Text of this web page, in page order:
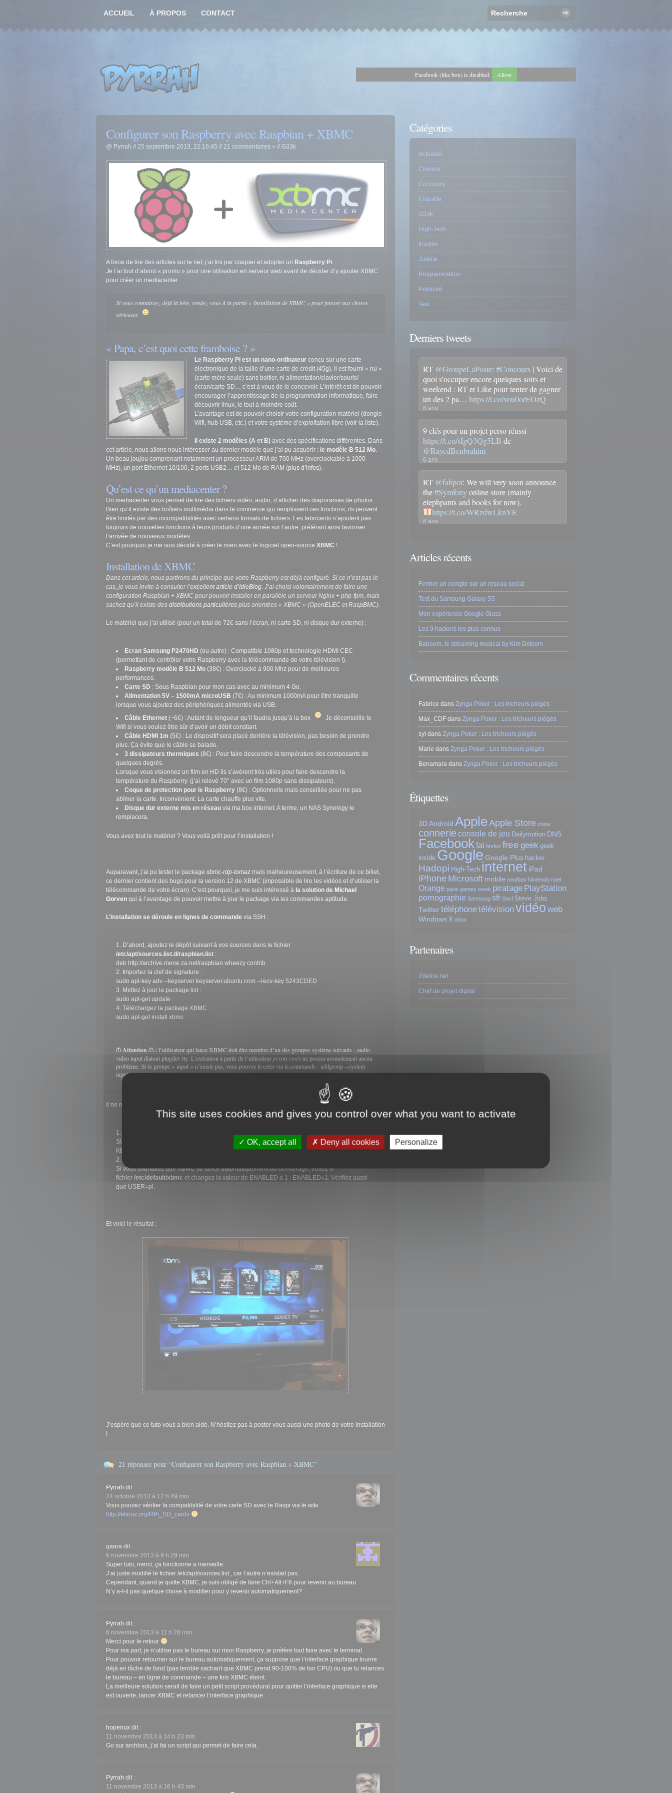
ACCUEIL À PROPOS CONTACT
Facebook (like box) is disabled. Allow
Configurer son Raspberry avec Raspbian + XBMC
@ Pyrrah // 25 septembre 2013, 22:16:45 // 21 commentaires » // G33k
A force de lire des articles sur le net, j’ai fini par craquer et adopter un Raspberry Pi.
Je l’ai tout d’abord « promu » pour une utilisation en serveur web avant de décider d’y ajouter XBMC
pour créer un mediacenter.
Si vous connaissez déjà la bête, rendez-vous à la partie « Installation de XBMC » pour passer aux choses
sérieuses
« Papa, c’est quoi cette framboise ? »
Le Raspberry Pi est un nano-ordinateur conçu sur une carte
électronique de la taille d’une carte de crédit (45g). Il est fourni « nu »
(carte mère seule) sans boitier, ni alimentation/clavier/souris/
écran/carte SD… c’est à vous de le concevoir. L’intérêt est de pouvoir
encourager l’apprentissage de la programmation informatique, faire
découvrir linux, le tout à moindre coût.
L’avantage est de pouvoir choisir votre configuration matériel (dongle
Wifi, hub USB, etc.) et votre système d’exploitation libre (voir la liste).
Il existe 2 modèles (A et B) avec des spécifications différentes. Dans
cet article, nous allons nous intéresser au dernier modèle que j’ai pu acquérir : le modèle B 512 Mo.
Un beau joujou comprenant notamment un processeur ARM de 700 MHz (overclockable à 1000
MHz), un port Ethernet 10/100, 2 ports USB2… et 512 Mo de RAM (plus d’infos).
Qu’est ce qu’un mediacenter ?
Un mediacenter vous permet de lire des fichiers vidéo, audio, d’afficher des diaporamas de photos.
Bien qu’il existe des boîtiers multimédia dans le commerce qui remplissent ces fonctions, ils peuvent
être limités par des incompatibilités avec certains formats de fichiers. Les fabricants n’ajoutent pas
toujours de nouvelles fonctions à leurs produits d’une année sur l’autre, préférant ainsi favoriser
l’arrivée de nouveaux modèles.
C’est pourquoi je me suis décidé à créer le mien avec le logiciel open-source XBMC !
Installation de XBMC
Dans cet article, nous partirons du principe que votre Raspberry est déjà configuré. Si ce n’est pas le
cas, je vous invite à consulter l’excellent article d’IdleBlog. J‘ai choisi volontairement de faire une
configuration Raspbian + XBMC pour pouvoir installer en parallèle un serveur Nginx + php-fpm, mais
sachez qu’il existe des distributions particulières plus orientées « XBMC » (OpenELEC et RaspBMC).
Le matériel que j’ai utilisé (pour un total de 72€ sans l’écran, ni carte SD, ni disque dur externe) :
Ecran Samsung P2470HD (ou autre) : Compatible 1080p et technologie HDMI CEC
(permettant de contrôler votre Raspberry avec la télécommande de votre télévision !).
Raspberry modèle B 512 Mo (38€) : Overclocké à 900 Mhz pour de meilleures
performances.
Carte SD : Sous Raspbian pour mon cas avec au minimum 4 Go.
Alimentation 5V – 1500mA microUSB (7€) : Au minimum 1000mA pour être tranquille
lorsque vous ajoutez des périphériques alimentés via USB.
Câble Ethernet (~6€) : Autant de longueur qu’il faudra jusqu’à la box
Je déconseille le
Wifi si vous voulez être sûr d’avoir un débit constant.
Câble HDMI 1m (5€) : Le dispositif sera placé derrière la télévision, pas besoin de prendre
plus. Ça évite que le câble se balade.
3 dissipateurs thermiques (8€) : Pour faire descendre la température des composants de
quelques degrés.
Lorsque vous visionnez un film en HD ils s’avèrent très utiles pour faire descendre la
température du Raspberry. (j’ai relevé 70° avec un film 1080p sans dissipateurs).
Coque de protection pour le Raspberry (8€) : Optionnelle mais conseillée pour ne pas
abîmer la carte. Inconvénient: La carte chauffe plus vite.
Disque dur externe mis en réseau via ma box internet. A terme, un NAS Synology le
remplacera.
Vous avez tout le matériel ? Vous voilà prêt pour l’installation !
Auparavant, j’ai pu tester le package xbmc-rdp-tomaz mais malheureusement, à l’écriture de ce billet,
ce dernier contient des bugs pour la version 12 de XBMC (impossible de lire les vidéos et d’utiliser la
télécommande de votre écran). C’est pourquoi, je me suis intéressé à la solution de Michael
Gorven qui à l’avantage de pouvoir mettre à jour le package via les commandes aptitude.
L’installation se déroule en lignes de commande via SSH :
D’abord, ajoutez le dépôt suivant à vos sources dans le fichier
/etc/apt/sources.list.d/raspbian.list :
deb http://archive.mene.za.net/raspbian wheezy contrib
Importez la clef de signature :
sudo apt-key adv --keyserver keyserver.ubuntu.com --recv-key 5243CDED
Mettez à jour la package list :
sudo apt-get update
Téléchargez la package XBMC :
sudo apt-get install xbmc
/!\ Attention /!\ : l’utilisateur qui lance XBMC doit être membre d’un des groupes système suivants : audio
video input dialout plugdev tty. L’exécution à partir de l’utilisateurpi(ou root) ne posera normalement aucun
problème. Si le groupe « input » n’existe pas, vous pouvez le créer via la commande : addgroup --system
input.
Il ne reste plus que quelques paramètres à configurer pour que XBMC se lance correctement :
SUBSYSTEM=="input", GROUP="input", MODE="0660"
KERNEL=="tty[0-9]*", GROUP="tty", MODE="0660"
Si vous souhaitez que XBMC se lance automatiquement au démarrage, éditez le
fichier /etc/default/xbmc et changez la valeur de ENABLED à 1 : ENABLED=1
. Vérifiez aussi
que USER=pi
Et voici le résultat :
J’espère que ce tuto vous a bien aidé. N’hésitez pas à poster vous aussi une photo de votre installation
!
21 réponses pour “Configurer son Raspberry avec Raspbian + XBMC”
Pyrrah dit :
24 octobre 2013 à 12 h 49 min
Vous pouvez vérifier la compatibilité de votre carte SD avec le Raspi via le wiki :
http://elinux.org/RPi_SD_cards
gaara dit :
6 novembre 2013 à 9 h 29 min
Super tuto, merci, ça fonctionne a merveille.
J’ai juste modifié le fichier /etc/apt/sources.list , car l’autre n’existait pas.
Cependant, quand je quitte XBMC, je suis obligé de faire Ctrl+Alt+F6 pour revenir au bureau.
N’y a-t-il pas quelque chose à modifier pour y revenir automatiquement?
Pyrrah dit :
6 novembre 2013 à 11 h 28 min
Merci pour le retour
Pour ma part, je n’utilise pas le bureau sur mon Raspberry, je préfère tout faire avec le terminal.
Pour pouvoir retourner sur le bureau automatiquement, ça suppose que l’interface graphique tourne
déjà en tâche de fond (pas terrible sachant que XBMC prend 90-100% de ton CPU) ou que tu relances
le bureau – en ligne de commande – une fois XBMC éteint.
La meilleure solution serait de faire un petit script procédural pour quitter l’interface graphique si elle
est ouverte, lancer XBMC et relancer l’interface graphique.
hopenux dit :
11 novembre 2013 à 14 h 23 min
Go sur archbox, j’ai fai un script qui permet de faire cela.
Pyrrah dit :
11 novembre 2013 à 16 h 43 min
Catégories
Actualité
Cinéma
Concours
Enquête
G33k
High-Tech
Insolite
Justice
Programmation
Publicité
Test
Derniers tweets
RT @GroupeLaPoste: #Concours | Voici de
quoi s’occuper encore quelques soirs et
weekend : RT et Like pour tenter de gagner
un des 2 pa… https://t.co/vou0orEOzQ
6 ans
9 clés pour un projet perso réussi
https://t.co/sIgQ3Qg5LB de
@RayedBenbrahim
6 ans
RT @fabpot: We will very soon announce
the#Symfony online store (mainly
elephpants and books for now).
https://t.co/WRzdwLknYE
6 ans
Articles récents
Fermer un compte sur un réseau social
Test du Samsung Galaxy S5
Mon expérience Google Glass
Les 9 hackers les plus connus
Baboom, le streaming musical by Kim Dotcom
Commentaires récents
Fabrice dans Zynga Poker : Les tricheurs piégés
Max_CDF dans Zynga Poker : Les tricheurs piégés
syl dans Zynga Poker : Les tricheurs piégés
Marie dans Zynga Poker : Les tricheurs piégés
Benamara dans Zynga Poker : Les tricheurs piégés
Étiquettes
3DAndroid AppleApple Store chine
connerieconsole de jeu Dailymotion DNS
Facebookfai firefox free geek geek
inside Google Google Plus hacker
Hadopi High-Tech internet iPad
iPhone Microsoft mobile neufbox Nintendo noel
Orange paris games week piratage PlayStation
pornographie Samsung sfr Sncf Steve Jobs
Twittertéléphonetélévisionvidéo web
Windows X xbox
Partenaires
J'délire.net
Chef de projet digital
This site uses cookies and gives you control over what you want to activate
OK, accept all Deny all cookies Personalize